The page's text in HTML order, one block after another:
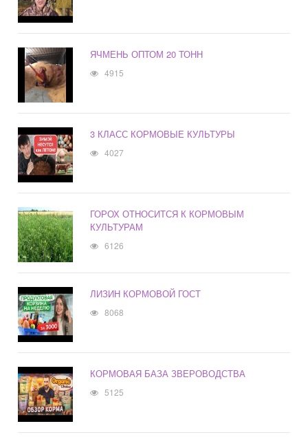
ЯЧМЕНЬ ОПТОМ 20 ТОНН
4915
3 КЛАСС КОРМОВЫЕ КУЛЬТУРЫ
4027
ГОРОХ ОТНОСИТСЯ К КОРМОВЫМ
КУЛЬТУРАМ
6126
ЛИЗИН КОРМОВОЙ ГОСТ
8068
КОРМОВАЯ БАЗА ЗВЕРОВОДСТВА
5125